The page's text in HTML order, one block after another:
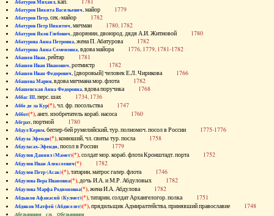
Абатуров Михаил, кап. 1781
Абатуров Никита Васильевич, майор 1779
Абатуров Петр, сек.-майор 1782
Абатуров Петр Никитич, мичман 1780, 1782
Абатуров Яков Глебович, дворянин, двоюрод. дядя А.И. Житновой 1780
Абатурова Анна Петровна, жена П. Абатурова 1782
Абатурова Анна Семеновна, вдова майора 1776, 1779, 1781-1782
Абашев Иван, рейтар 1781
Абашев Иван Иванович, ротмистр 1782
Абашев Иван Федорович, [дворовый] человек Е.Л. Чирикова 1766
Абашева Мария, вдова мичмана мор. флота 1782
Абашевская Анна Федоровна, вдова поручика 1768
Аббас III, перс. шах 1734, 1736
Аббе де ла Кур(*), чл. фр. посольства 1747
Аббот(*), англ. изобретатель кораб. насоса 1760
Абграт, портной 1780
Абдул Керим, беглер-бей румелийский, тур. полномоч. посол в России 1775-1776
Абдула Эфенди(*), конюший, чл. свиты тур. посла 1758
Абдуласах-Эфенди, посол в России 1779
Абдулов Даниил (Мамет)(*), солдат мор. кораб. флота Кронштадт. порта 1752
Абдулов Иван Алексеевич(*) 1782
Абдулов Петр (Асак)(*), татарин, матрос галер. флота 1746
Абдулова Вера Ивановна(*), дочь И.А. и М.Р. Абдуловых 1782
Абдулова Марфа Родионовна(*), жена И.А. Абдулова 1782
Абдыков Афанасий (Кулмет)(*), татарин, солдат Архангелогор. полка 1751
Абдяков Матфей (Абдяселет)(*), прядильщик Адмиралтейства, принявший православие 1748
Абезьянинов см. Обезьянинов